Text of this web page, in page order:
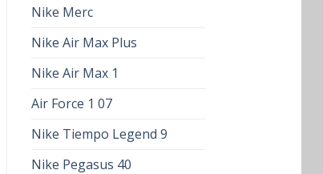
Nike Merc
Nike Air Max Plus
Nike Air Max 1
Air Force 1 07
Nike Tiempo Legend 9
Nike Pegasus 40